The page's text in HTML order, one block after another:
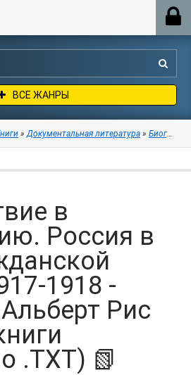
ВСЕ ЖАНРЫ
»Документальная литература »
в
Россия в
1918 -
Рис
.TXT) 📗